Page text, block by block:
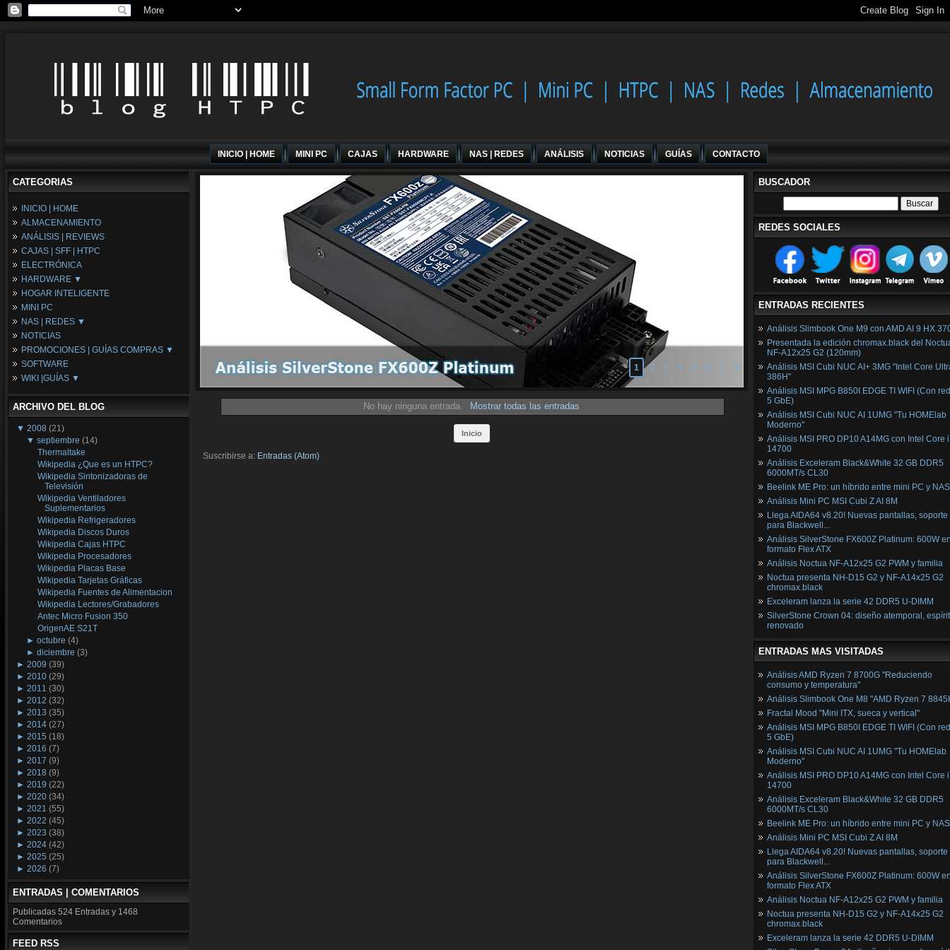
INICIO | HOME MINI PC CAJAS HARDWARE NAS | REDES ANÁLISIS NOTICIAS GUÍAS CONTACTO
CATEGORIAS
INICIO | HOME
ALMACENAMIENTO
ANÁLISIS | REVIEWS
CAJAS | SFF | HTPC
ELECTRÓNICA
HARDWARE ▼
Fuentes de Alimentación
Memória RAM
Placas Base
Procesadores
Periféricos
Refrigeración
Tarjetas Gráficas
HOGAR INTELIGENTE
MINI PC
NAS | REDES ▼
NAS
Espacio Synology
Redes
NOTICIAS
PROMOCIONES | GUÍAS COMPRAS ▼
Configuraciones Ordenadores
Guías de Compras
SOFTWARE
WIKI |GUÍAS ▼
Wikipedia
ARCHIVO DEL BLOG
▼ 2008 (21)
▼septiembre (14)
Thermaltake
Wikipedia ¿Que es un HTPC?
Wikipedia Sintonizadoras de
Televisión
Wikipedia Ventiladores
Suplementarios
Wikipedia Refrigeradores
Wikipedia Discos Duros
Wikipedia Cajas HTPC
Wikipedia Procesadores
Wikipedia Placas Base
Wikipedia Tarjetas Gráficas
Wikipedia Fuentes de Alimentacion
Wikipedia Lectores/Grabadores
Antec Micro Fusion 350
OrigenAE S21T
►octubre (4)
►diciembre (3)
► 2009 (39)
► 2010 (29)
► 2011 (30)
► 2012 (32)
► 2013 (35)
► 2014 (27)
► 2015 (18)
► 2016 (7)
► 2017 (9)
► 2018 (9)
► 2019 (22)
► 2020 (34)
► 2021 (55)
► 2022 (45)
► 2023 (38)
► 2024 (42)
► 2025 (25)
► 2026 (7)
ENTRADAS | COMENTARIOS
Publicadas 524 Entradas y 1468
Comentarios
FEED RSS
1 2 3 4 5 6 7 8
No hay ninguna entrada. Mostrar todas las entradas
Inicio
Suscribirse a: Entradas (Atom)
BUSCADOR
REDES SOCIALES
ENTRADAS RECIENTES
Análisis Slimbook One M9 con AMD AI 9 HX
Presentada la edición chromax.black del
NF‑A12x25 G2 (120mm)
Análisis MSI Cubi NUC AI+ 3MG "Intel Core
386H"
Análisis MSI MPG B850I EDGE TI WIFI (Con
5 GbE)
Análisis MSI Cubi NUC AI 1UMG "Tu HOMElab
Moderno"
Análisis MSI PRO DP10 A14MG con Intel Core
14700
Análisis Exceleram Black&White 32 GB DDR5
6000MT/s CL30
Beelink ME Pro: un híbrido entre mini PC y NAS
Análisis Mini PC MSI Cubi Z AI 8M
Llega AIDA64 v8.20! Nuevas pantallas, soporte
para Blackwell...
Análisis SilverStone FX600Z Platinum: 600W
formato Flex ATX
Análisis Noctua NF-A12x25 G2 PWM y familia
Noctua presenta NH-D15 G2 y NF-A14x25 G2
chromax.black
Exceleram lanza la serie 42 DDR5 U-DIMM
SilverStone Crown 04: diseño atemporal,
renovado
ENTRADAS MAS VISITADAS
Análisis AMD Ryzen 7 8700G "Reduciendo
consumo y temperatura"
Análisis Slimbook One M8 "AMD Ryzen 7
Fractal Mood "Mini ITX, sueca y vertical"
Análisis MSI MPG B850I EDGE TI WIFI (Con
5 GbE)
Análisis MSI Cubi NUC AI 1UMG "Tu HOMElab
Moderno"
Análisis MSI PRO DP10 A14MG con Intel Core
14700
Análisis Exceleram Black&White 32 GB DDR5
6000MT/s CL30
Beelink ME Pro: un híbrido entre mini PC y NAS
Análisis Mini PC MSI Cubi Z AI 8M
Llega AIDA64 v8.20! Nuevas pantallas, soporte
para Blackwell...
Análisis SilverStone FX600Z Platinum: 600W
formato Flex ATX
Análisis Noctua NF-A12x25 G2 PWM y familia
Noctua presenta NH-D15 G2 y NF-A14x25 G2
chromax.black
Exceleram lanza la serie 42 DDR5 U-DIMM